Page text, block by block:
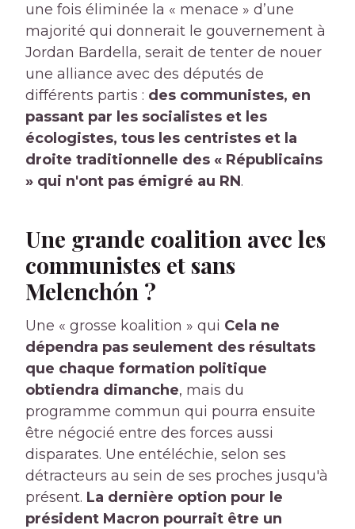
une fois éliminée la « menace » d’une
majorité qui donnerait le gouvernement à
Jordan Bardella, serait de tenter de nouer
une alliance avec des députés de
différents partis : des communistes, en
passant par les socialistes et les
écologistes, tous les centristes et la
droite traditionnelle des « Républicains
» qui n'ont pas émigré au RN.
Une grande coalition avec les
communistes et sans
Melenchón ?
Une « grosse koalition » qui Cela ne
dépendra pas seulement des résultats
que chaque formation politique
obtiendra dimanche, mais du
programme commun qui pourra ensuite
être négocié entre des forces aussi
disparates. Une entéléchie, selon ses
détracteurs au sein de ses proches jusqu'à
présent. La dernière option pour le
président Macron pourrait être un